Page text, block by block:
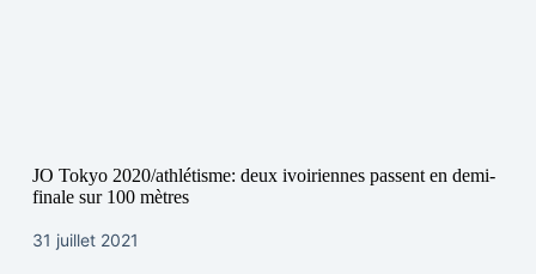
JO Tokyo 2020/athlétisme: deux ivoiriennes passent en demi-
finale sur 100 mètres
31 juillet 2021